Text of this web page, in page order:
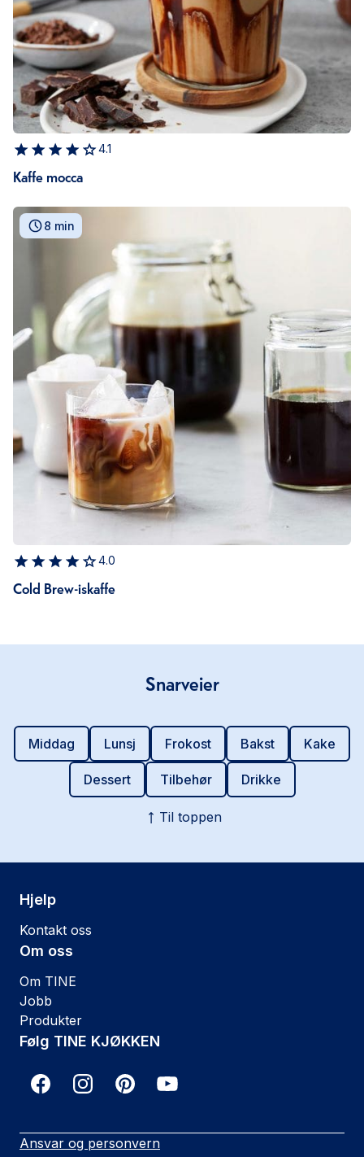
4.1
Kaffe mocca
8 min
4.0
Cold Brew-iskaffe
Snarveier
Middag Lunsj Frokost Bakst Kake
Dessert Tilbehør Drikke
Til toppen
Hjelp
Kontakt oss
Om oss
Om TINE
Jobb
Produkter
Følg TINE KJØKKEN
Ansvar og personvern